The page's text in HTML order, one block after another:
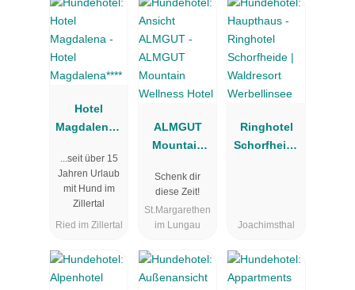
Hotel
Magdalena**
...seit über 15
Jahren Urlaub
mit Hund im
Zillertal
Ried im Zillertal
ALMGUT
Mountain
Hotel
Schenk dir
diese Zeit!
St.Margarethen
im Lungau
Ringhotel
Schorfheide
Joachimsthal